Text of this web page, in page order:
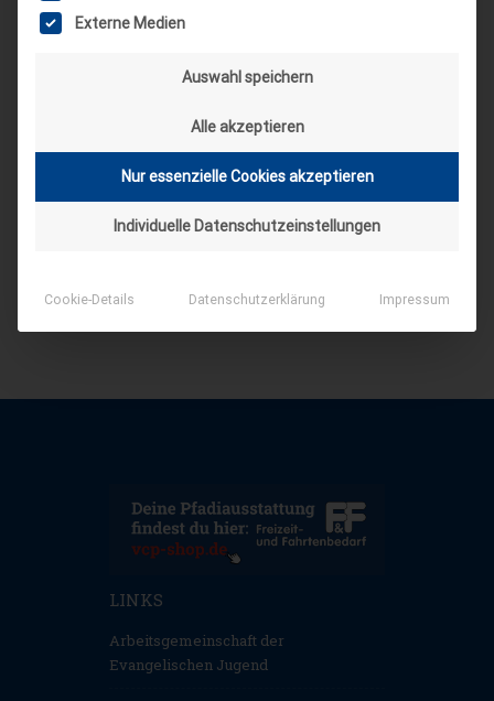
LINKS
Arbeitsgemeinschaft der
Evangelischen Jugend
Externe Medien
Auswahl speichern
Alle akzeptieren
Nur essenzielle Cookies akzeptieren
Individuelle Datenschutzeinstellungen
Cookie-Details Datenschutzerklärung Impressum